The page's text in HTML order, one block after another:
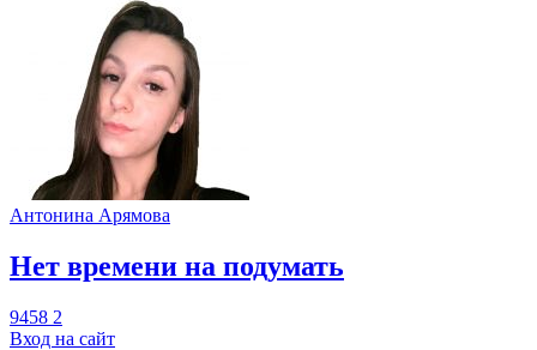
Антонина Арямова
​Нет времени на подумать
9458 2
Вход на сайт